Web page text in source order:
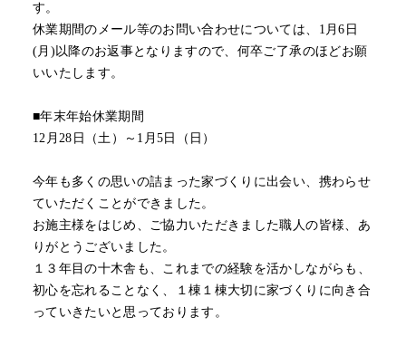
す。
休業期間のメール等のお問い合わせについては、1月6日
(月)以降のお返事となりますので、何卒ご了承のほどお願
いいたします。
■年末年始休業期間
12月28日（土）～1月5日（日）
今年も多くの思いの詰まった家づくりに出会い、携わらせ
ていただくことができました。
お施主様をはじめ、ご協力いただきました職人の皆様、あ
りがとうございました。
１３年目の十木舎も、これまでの経験を活かしながらも、
初心を忘れることなく、１棟１棟大切に家づくりに向き合
っていきたいと思っております。